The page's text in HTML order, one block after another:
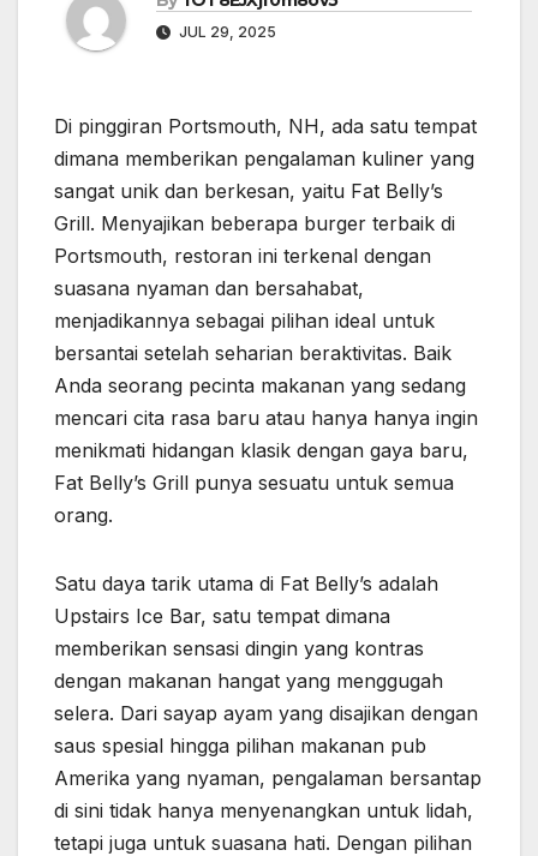
JUL 29, 2025
Di pinggiran Portsmouth, NH, ada satu tempat
dimana memberikan pengalaman kuliner yang
sangat unik dan berkesan, yaitu Fat Belly’s
Grill. Menyajikan beberapa burger terbaik di
Portsmouth, restoran ini terkenal dengan
suasana nyaman dan bersahabat,
menjadikannya sebagai pilihan ideal untuk
bersantai setelah seharian beraktivitas. Baik
Anda seorang pecinta makanan yang sedang
mencari cita rasa baru atau hanya hanya ingin
menikmati hidangan klasik dengan gaya baru,
Fat Belly’s Grill punya sesuatu untuk semua
orang.
Satu daya tarik utama di Fat Belly’s adalah
Upstairs Ice Bar, satu tempat dimana
memberikan sensasi dingin yang kontras
dengan makanan hangat yang menggugah
selera. Dari sayap ayam yang disajikan dengan
saus spesial hingga pilihan makanan pub
Amerika yang nyaman, pengalaman bersantap
di sini tidak hanya menyenangkan untuk lidah,
tetapi juga untuk suasana hati. Dengan pilihan